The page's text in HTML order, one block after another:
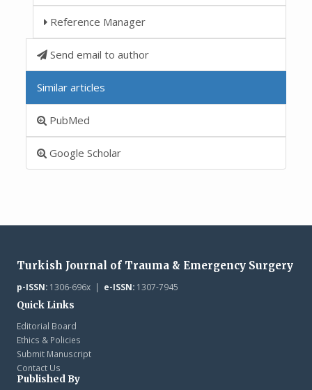
Reference Manager
Send email to author
Similar articles
PubMed
Google Scholar
Turkish Journal of Trauma & Emergency Surgery
p-ISSN:1306-696x | e-ISSN:1307-7945
Quick Links
Editorial Board
Ethics & Policies
Submit Manuscript
Contact Us
Published By